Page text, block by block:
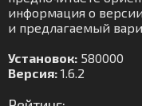
информация о
и предлагаемый
Установок: 580000
Версия: 1.6.2